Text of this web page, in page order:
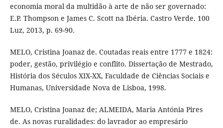
economia moral da multidão à arte de não ser governado:
E.P. Thompson e James C. Scott na Ibéria. Castro Verde. 100
Luz, 2013, p. 69-90.
MELO, Cristina Joanaz de. Coutadas reais entre 1777 e 1824:
poder, gestão, privilégio e conflito. Dissertação de Mestrado,
História dos Séculos XIX-XX, Faculdade de Ciências Sociais e
Humanas, Universidade Nova de Lisboa, 1998.
MELO, Cristina Joanaz de; ALMEIDA, Maria Antónia Pires
de. As novas ruralidades: do lavrador ao empresário